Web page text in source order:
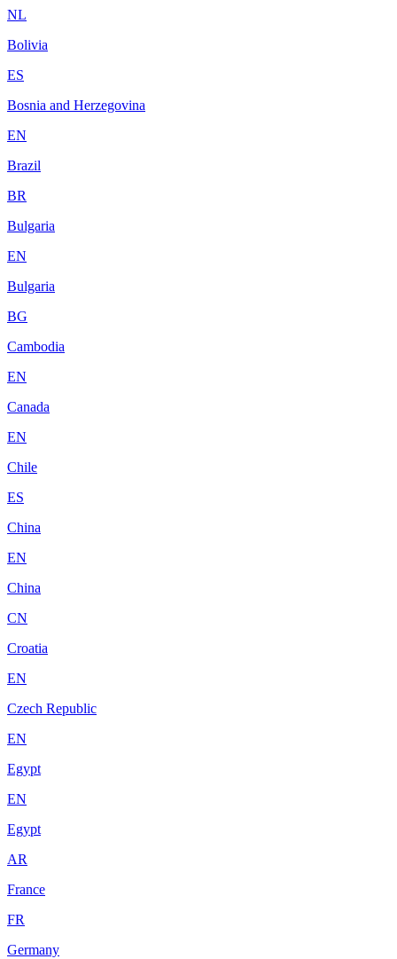
NL
Bolivia
ES
Bosnia and Herzegovina
EN
Brazil
BR
Bulgaria
EN
Bulgaria
BG
Cambodia
EN
Canada
EN
Chile
ES
China
EN
China
CN
Croatia
EN
Czech Republic
EN
Egypt
EN
Egypt
AR
France
FR
Germany